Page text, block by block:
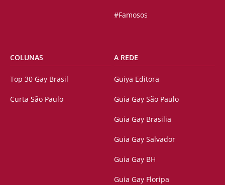
#Famosos
COLUNAS
Top 30 Gay Brasil
Curta São Paulo
A REDE
Guiya Editora
Guia Gay São Paulo
Guia Gay Brasilia
Guia Gay Salvador
Guia Gay BH
Guia Gay Floripa